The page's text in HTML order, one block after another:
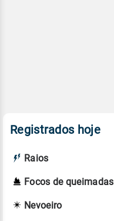
Registrados hoje
Raios
Focos de queimadas
Nevoeiro